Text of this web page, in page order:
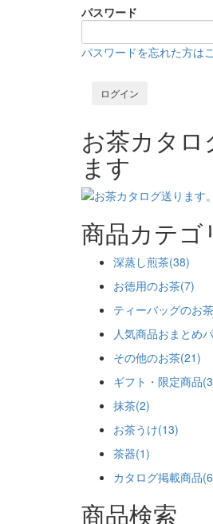
パスワード
パスワードを忘れた方は
お茶カタロ
ます
商品カテゴ
深蒸し煎茶(38)
お徳用のお茶(7)
ティーバッグのお
人気商品おまとめ
その他のお茶(21)
ギフト・限定商品
抹茶(2)
お茶うけ(13)
茶器(1)
カタログ掲載商品
商品検索